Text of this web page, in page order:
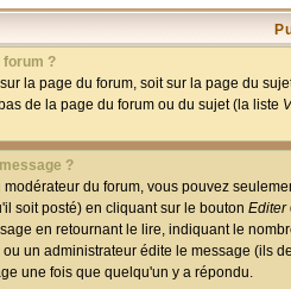
forum ?
la page du forum, soit sur la page du
de la page du forum ou du sujet (la liste
?
du forum, vous pouvez
soit posté) en cliquant sur le bouton Editer
en retournant le lire, indiquant le
un administrateur édite le message (ils
une fois que quelqu'un y a répondu.